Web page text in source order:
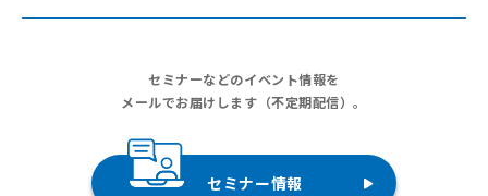
セミナーなどのイベント情報を
メールでお届けします（不定期配信）。
セミナー情報